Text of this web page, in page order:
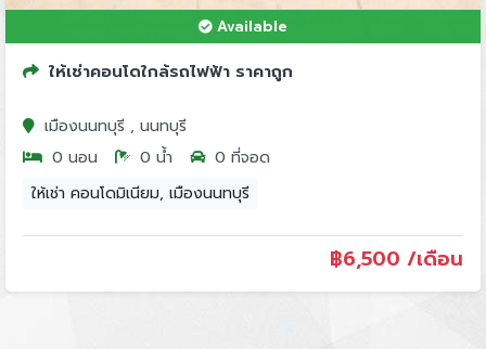
Available
ให้เช่าคอนโดใกล้รถไฟฟ้า ราคาถูก
เมืองนนทบุรี , นนทบุรี
0 นอน
0 น้ำ
0 ที่จอด
ให้เช่า คอนโดมิเนียม, เมืองนนทบุรี
฿6,500 /เดือน